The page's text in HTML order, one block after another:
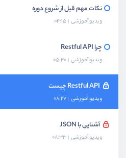
نکات مهم قبل از شروع دوره
ویدیو آموزشی 04:15
چرا Restful API
ویدیو آموزشی 05:40
Restful API چیست
ویدیو آموزشی 08:27
آشنایی با JSON
ویدیو آموزشی 08:33